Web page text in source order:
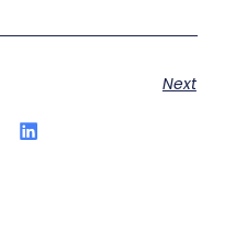
Next